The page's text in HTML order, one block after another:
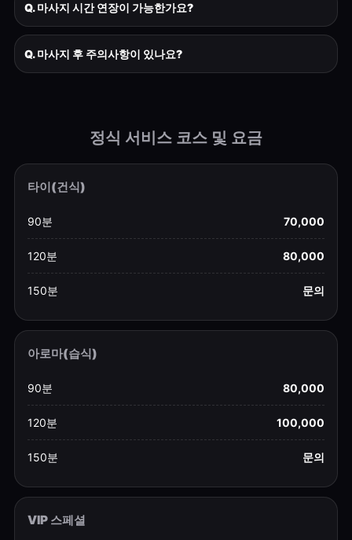
Q. 마사지 시간 연장이 가능한가요?
Q. 마사지 후 주의사항이 있나요?
정식 서비스 코스 및 요금
타이(건식)
90분 70,000
120분 80,000
150분 문의
아로마(습식)
90분 80,000
120분 100,000
150분 문의
VIP 스페셜